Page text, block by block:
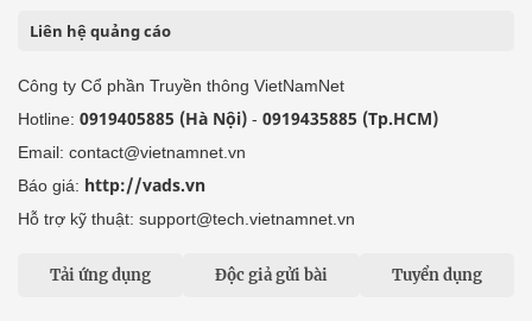
Liên hệ quảng cáo
Công ty Cổ phần Truyền thông VietNamNet
Hotline: 0919405885 (Hà Nội) - 0919435885 (Tp.HCM)
Email: contact@vietnamnet.vn
Báo giá: http://vads.vn
Hỗ trợ kỹ thuật: support@tech.vietnamnet.vn
Tải ứng dụng Độc giả gửi bài Tuyển dụng